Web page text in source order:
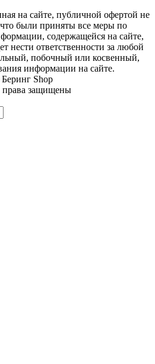
на сайте, публичной офертой не
что были приняты все меры по
содержащейся на сайте,
ответственности за любой
побочный или косвенный,
информации на сайте.
Shop
защищены